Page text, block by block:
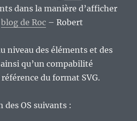
dans la manière d’afficher
blog de Roc – Robert
niveau des éléments et des
qu’un compabilité
référence du format SVG.
des OS suivants :